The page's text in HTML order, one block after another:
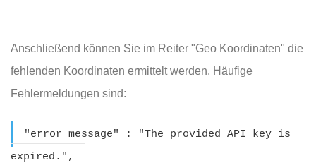
Anschließend können Sie im Reiter "Geo Koordinaten" die
fehlenden Koordinaten ermittelt werden. Häufige
Fehlermeldungen sind:
"error_message" : "The provided API key is
expired.",